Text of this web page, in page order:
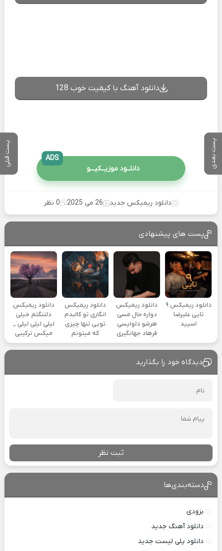
پست بعدی پست قبلی
دانلود آهنگ با کیفیت خوب 128
دانلــود موزیــکیـــو
ADS
دانلود ریمیکس جدید 26 می 2025 0 نظر
پست های پیشنهادی
دانلود ریمیکس ۹
تایی علیرضا
اسپید
دانلود ریمیکس
دواره حال مسی
هرشو دلواپسی
فرهاد جهانگیری
دانلود ریمیکس
انگاری تو کالبدم
تویی تنها چیزی
که میتونم
دانلود ریمیکس
دلتنگتم خیلی
لیلی لیلی لیلی _
میکس ترکیبی
دیدگاه خود را بگذارید
ثبت نظر
دسته‌بندی‌ها
بزودی
دانلود آهنگ جدید
دانلود پلی لیست جدید